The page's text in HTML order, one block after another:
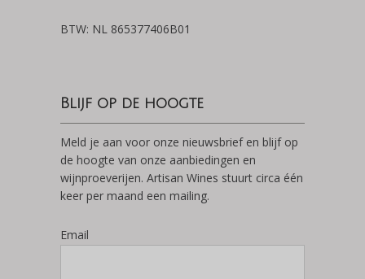
BTW: NL 865377406B01
Blijf op de hoogte
Meld je aan voor onze nieuwsbrief en blijf op
de hoogte van onze aanbiedingen en
wijnproeverijen. Artisan Wines stuurt circa één
keer per maand een mailing.
Email